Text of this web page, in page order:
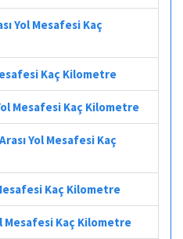
Yol Mesafesi Kaç
Kaç Kilometre
Mesafesi Kaç Kilometre
Yol Mesafesi Kaç
Kaç Kilometre
Mesafesi Kaç Kilometre